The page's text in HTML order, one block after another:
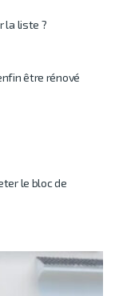
la liste ?
être rénové
le bloc de